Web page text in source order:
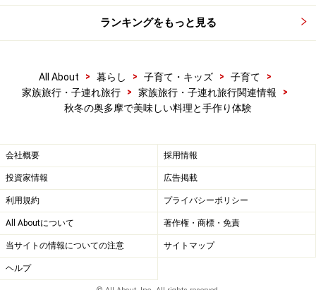
臼と杵を使うあたりが子供にも喜ばれそうです。
たっぷりとゆでられた大豆がおいしそう！
味噌作り体験は要事前予約。というのも、大豆をちょう
した時間に訪れると、いろり部屋の炭火にかけられた鍋
の中でふっくらとゆであがった大豆が湯気をあげていま
した。
手順は比較的簡単で、豆をざるですくってゆで汁と分け
（1）、大豆を臼に入れて杵ですりつぶしていきます。
ランキングをもっと見る
All About > 暮らし > 子育て・キッズ > 子育て
>
家族旅行・子連れ旅行
> 家族旅行・子連れ旅行関連情報
>
秋冬の奥多摩で美味しい料理と手作り体験
会社概要 採用情報
投資家情報 広告掲載
利用規約 プライバシーポリシー
All Aboutについて 著作権・商標・免責
当サイトの情報についての注意 サイトマップ
ヘルプ